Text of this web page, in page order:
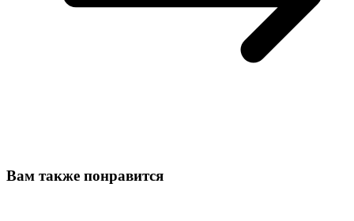
Вам также понравится